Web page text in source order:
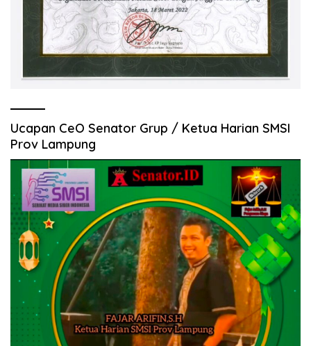
Ucapan CeO Senator Grup / Ketua Harian SMSI
Prov Lampung